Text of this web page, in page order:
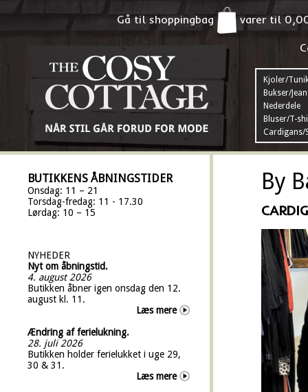
Gå til shoppingbag varer til
Kjoler/
Bukser/
Nederdele
Bluser/T-
Cardigans/
BUTIKKENS ÅBNINGSTIDER
Onsdag: 11 – 21
Torsdag-fredag: 11 - 17.30
Lørdag: 10 – 15
NYHEDER
Nyt om åbningstid.
4. august 2026
Butikken åbner igen onsdag den 12.
august kl. 11.
Læs mere
Ændring af ferielukning.
28. juli 2026
Butikken holder ferielukket i uge 29,
30 & 31.
Læs mere
By